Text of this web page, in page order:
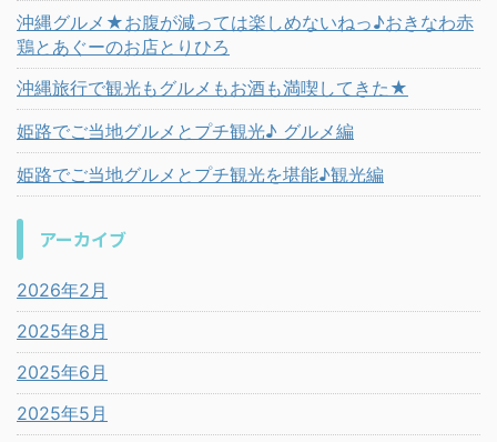
沖縄グルメ★お腹が減っては楽しめないねっ♪おきなわ赤
鶏とあぐーのお店とりひろ
沖縄旅行で観光もグルメもお酒も満喫してきた★
姫路でご当地グルメとプチ観光♪ グルメ編
姫路でご当地グルメとプチ観光を堪能♪観光編
アーカイブ
2026年2月
2025年8月
2025年6月
2025年5月